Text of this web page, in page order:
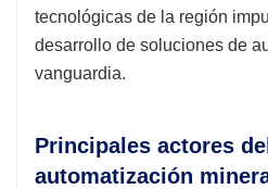
tecnológicas de la región
desarrollo de soluciones de
vanguardia.
Principales actores
automatización